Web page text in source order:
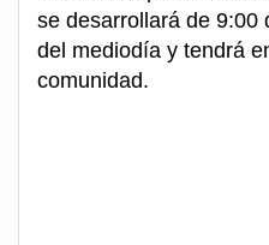
se desarrollará de 9:00
del mediodía y tendrá
comunidad.